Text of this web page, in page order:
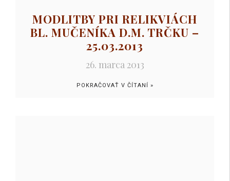
MODLITBY PRI RELIKVIÁCH
BL. MUČENÍKA D.M. TRČKU –
25.03.2013
26. marca 2013
POKRAČOVAŤ V ČÍTANÍ »